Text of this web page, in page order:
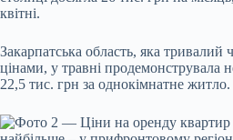
квітні.
Закарпатська область, яка тривалий
цінами, у травні продемонструвала
22,5 тис. грн за однокімнатне житло.